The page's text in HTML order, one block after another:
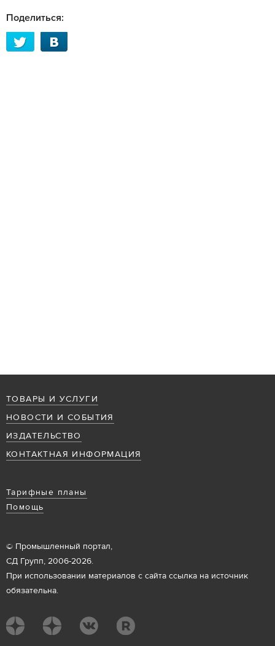
Поделиться:
ТОВАРЫ И УСЛУГИ
НОВОСТИ И СОБЫТИЯ
ИЗДАТЕЛЬСТВО
КОНТАКТНАЯ ИНФОРМАЦИЯ
Тарифные планы
Помощь
© Промышленный портал,
СД Групп, 2006-2026.
При использовании материалов с сайта ссылка на источник
обязательна.